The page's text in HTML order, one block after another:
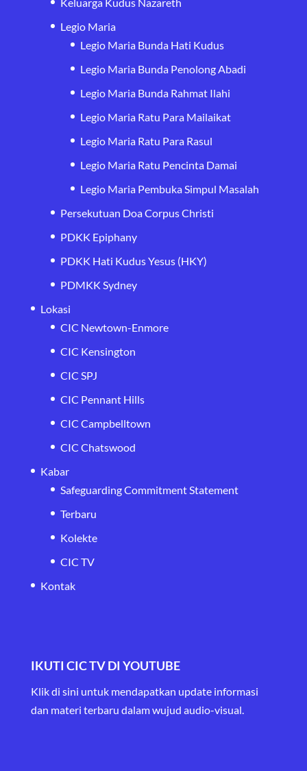
Legio Maria
Legio Maria Bunda Hati Kudus
Legio Maria Bunda Penolong Abadi
Legio Maria Bunda Rahmat Ilahi
Legio Maria Ratu Para Mailaikat
Legio Maria Ratu Para Rasul
Legio Maria Ratu Pencinta Damai
Legio Maria Pembuka Simpul Masalah
Persekutuan Doa Corpus Christi
PDKK Epiphany
PDKK Hati Kudus Yesus (HKY)
PDMKK Sydney
Lokasi
CIC Newtown-Enmore
CIC Kensington
CIC SPJ
CIC Pennant Hills
CIC Campbelltown
CIC Chatswood
Kabar
Safeguarding Commitment Statement
Terbaru
Kolekte
CIC TV
Kontak
IKUTI CIC TV DI YOUTUBE
Klik di sini untuk mendapatkan update informasi
dan materi terbaru dalam wujud audio-visual.